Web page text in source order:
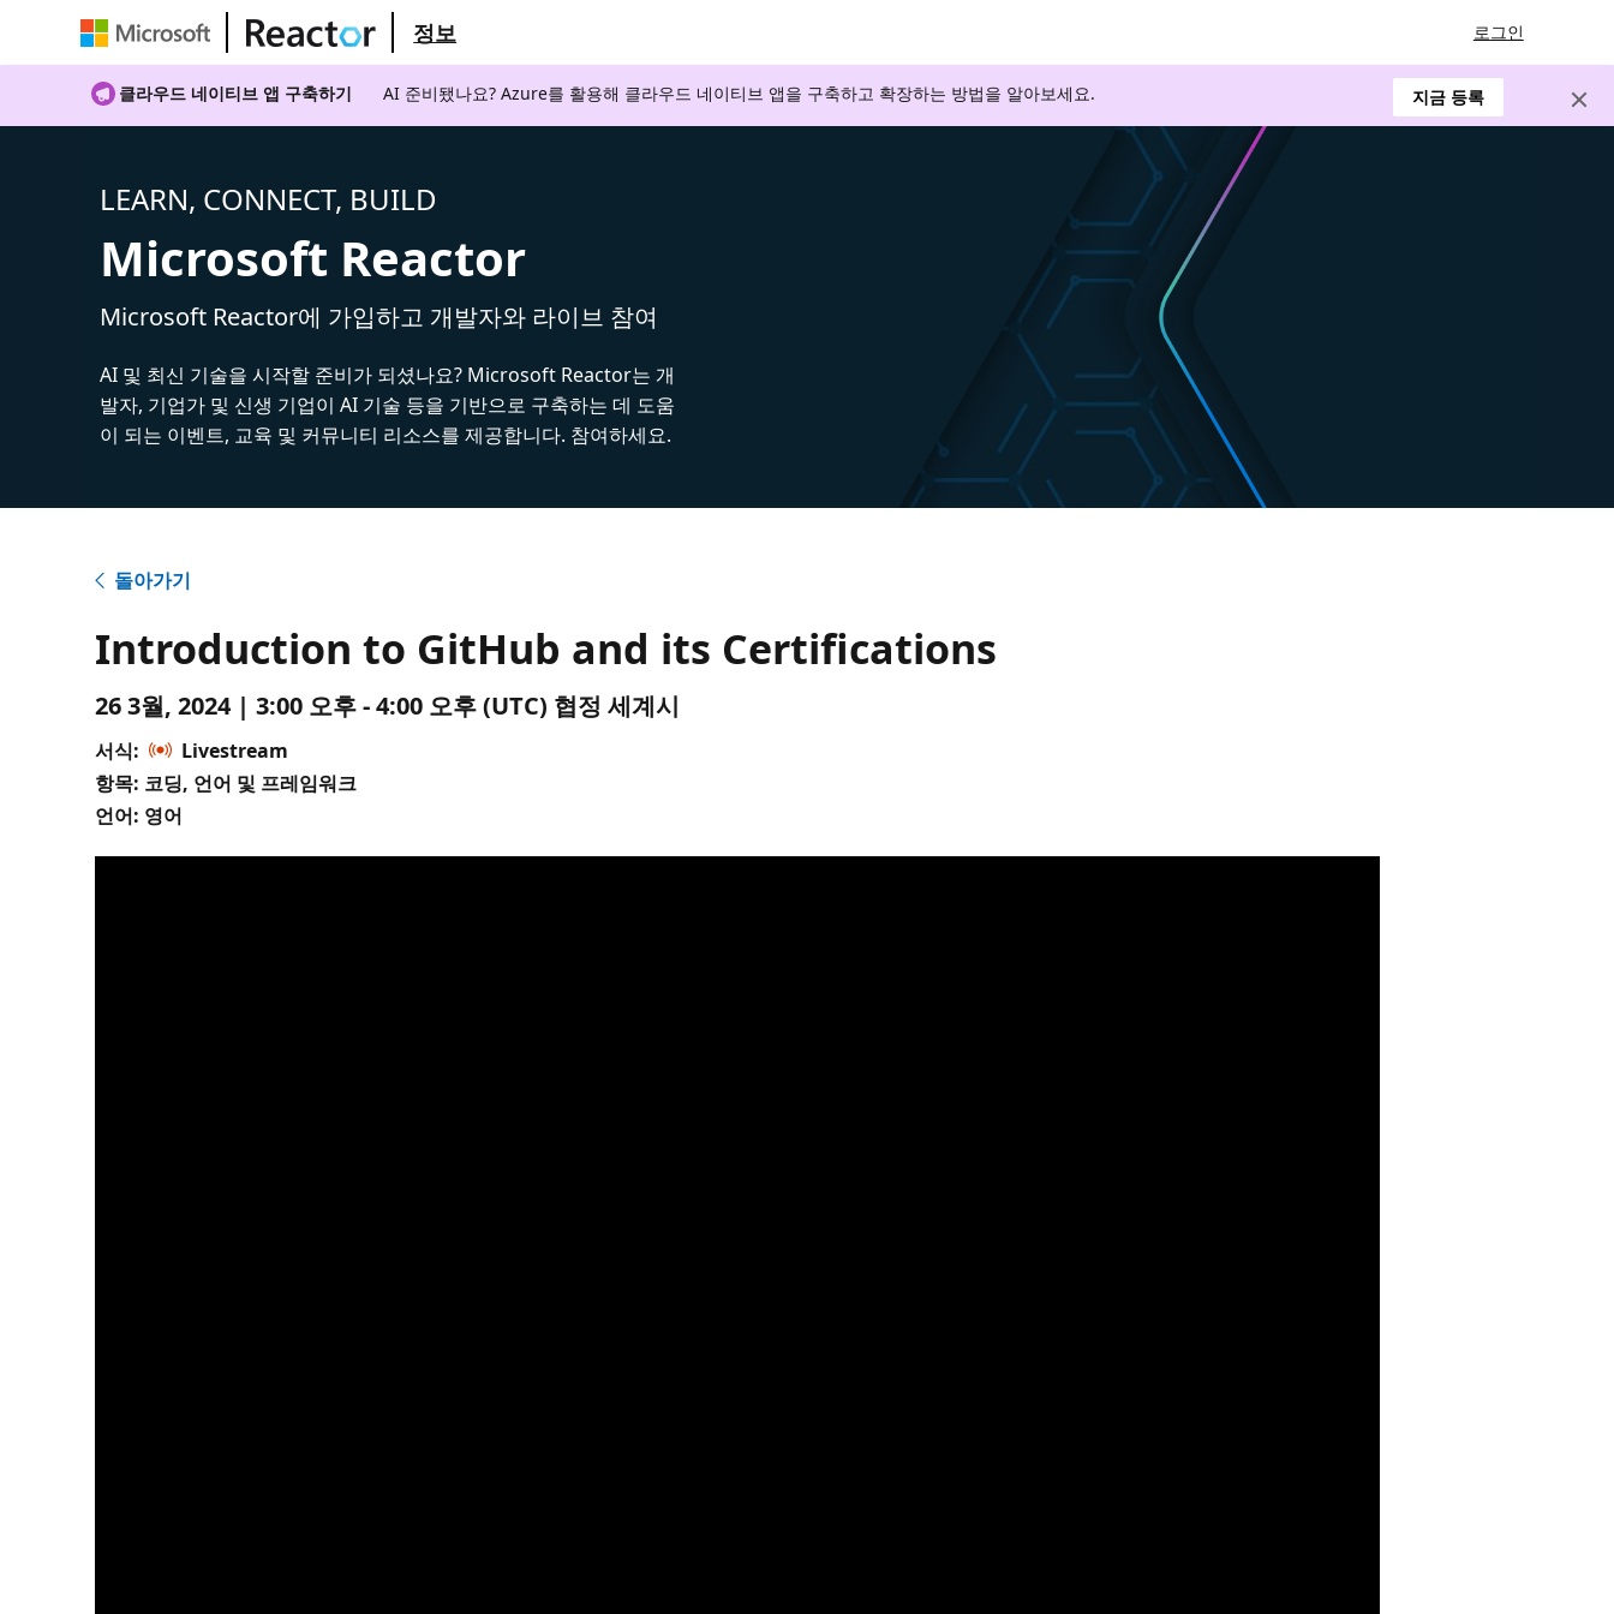
정보 로그인
클라우드 네이티브 앱 구축하기 AI 준비됐나요? Azure를 활용해 클라우드 네이티브 앱을 구축하고 확장하는 방법을 알아보세요. 지금 등록
LEARN, CONNECT, BUILD
Microsoft Reactor
Microsoft Reactor에 가입하고 개발자와 라이브 참여
AI 및 최신 기술을 시작할 준비가 되셨나요? Microsoft Reactor는 개
발자, 기업가 및 신생 기업이 AI 기술 등을 기반으로 구축하는 데 도움
이 되는 이벤트, 교육 및 커뮤니티 리소스를 제공합니다. 참여하세요.
돌아가기
Introduction to GitHub and its Certifications
26 3월, 2024 | 3:00 오후 - 4:00 오후 (UTC) 협정 세계시
서식:
Livestream
항목: 코딩, 언어 및 프레임워크
언어: 영어